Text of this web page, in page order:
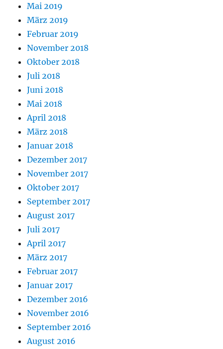
Mai 2019
März 2019
Februar 2019
November 2018
Oktober 2018
Juli 2018
Juni 2018
Mai 2018
April 2018
März 2018
Januar 2018
Dezember 2017
November 2017
Oktober 2017
September 2017
August 2017
Juli 2017
April 2017
März 2017
Februar 2017
Januar 2017
Dezember 2016
November 2016
September 2016
August 2016